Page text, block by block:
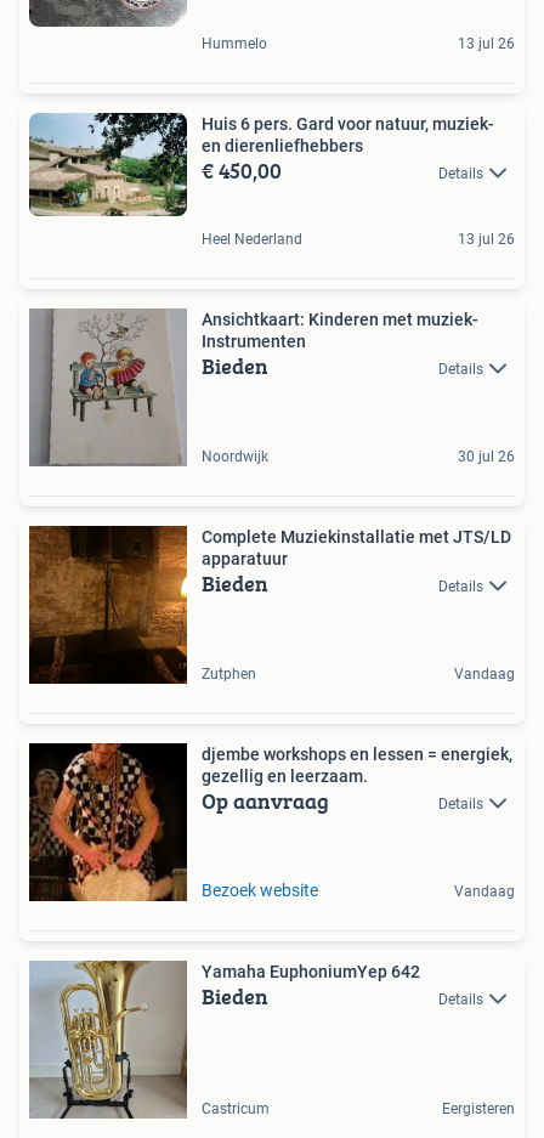
Hummelo 13 jul 26
Huis 6 pers. Gard voor natuur, muziek-
en dierenliefhebbers
€ 450,00 Details
Heel Nederland 13 jul 26
Ansichtkaart: Kinderen met muziek-
Instrumenten
Bieden Details
Noordwijk 30 jul 26
Complete Muziekinstallatie met JTS/LD
apparatuur
Bieden Details
Zutphen Vandaag
djembe workshops en lessen = energiek,
gezellig en leerzaam.
Op aanvraag Details
Bezoek website Vandaag
Yamaha EuphoniumYep 642
Bieden Details
Castricum Eergisteren